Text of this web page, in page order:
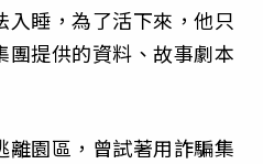
睡，為了活下來，他只
提供的資料、故事劇本
離園區，曾試著用詐騙集